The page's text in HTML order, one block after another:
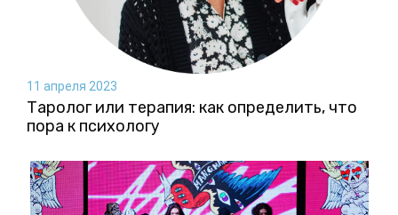
11 апреля 2023
Таролог или терапия: как определить, что
пора к психологу